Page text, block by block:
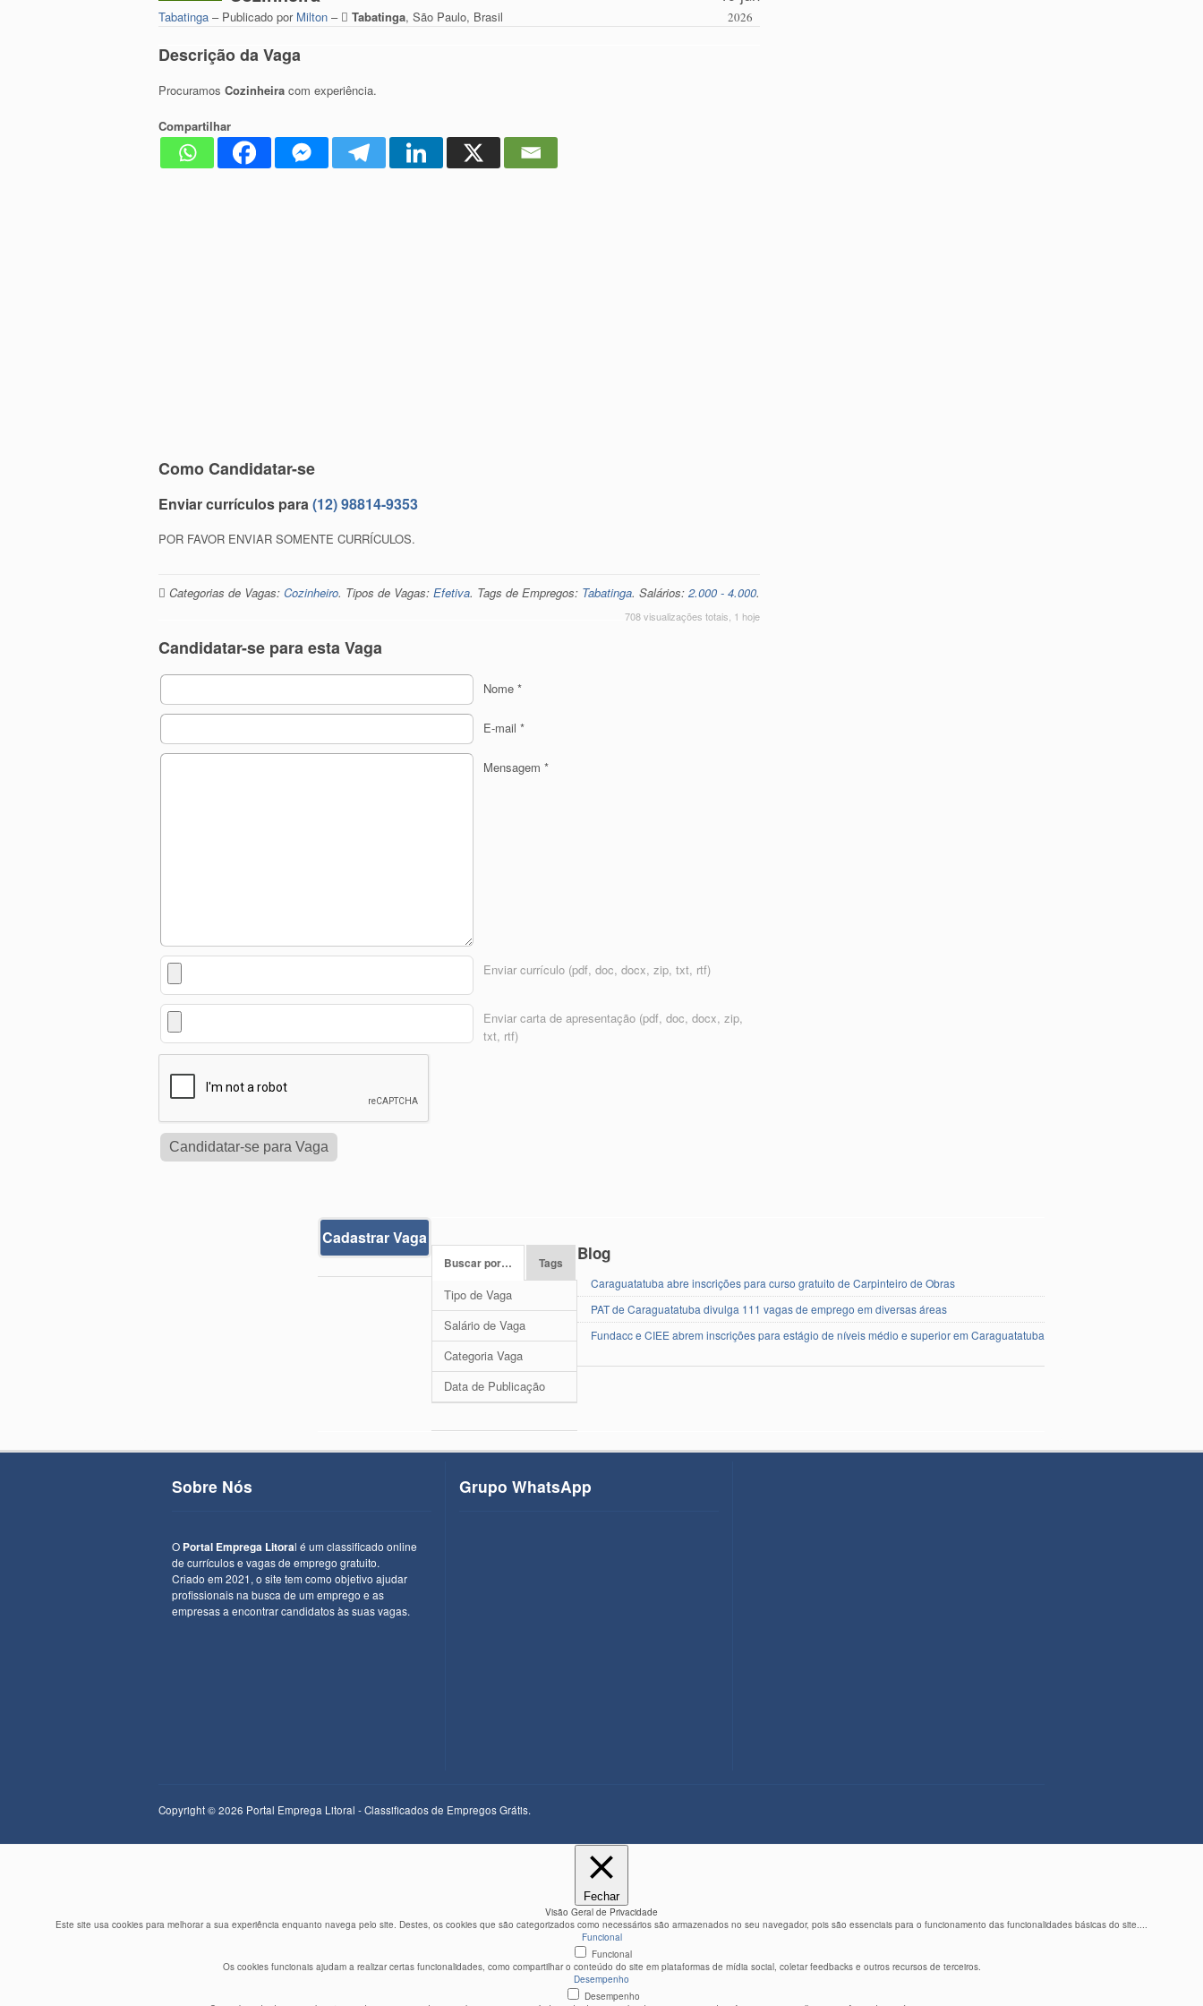
2026
Tabatinga – Publicado por Milton – Tabatinga, São Paulo, Brasil
Descrição da Vaga
Procuramos Cozinheira com experiência.
Compartilhar
Como Candidatar-se
Enviar currículos para(12) 98814-9353
POR FAVOR ENVIAR SOMENTE CURRÍCULOS.
Categorias de Vagas: Cozinheiro. Tipos de Vagas: Efetiva. Tags de Empregos: Tabatinga. Salários: 2.000 - 4.000.
708 visualizações totais, 1 hoje
Candidatar-se para esta Vaga
Nome *
E-mail *
Mensagem *
Enviar currículo (pdf, doc, docx, zip, txt, rtf)
Enviar carta de apresentação (pdf, doc, docx, zip,
txt, rtf)
Cadastrar Vaga
Buscar por… Tags
Tipo de Vaga
Salário de Vaga
Categoria Vaga
Data de Publicação
Blog
Caraguatatuba abre inscrições para curso gratuito de Carpinteiro de Obras
PAT de Caraguatatuba divulga 111 vagas de emprego em diversas áreas
Fundacc e CIEE abrem inscrições para estágio de níveis médio e superior em Caraguatatuba
Sobre Nós
O Portal Emprega Litoral é um classificado online
de currículos e vagas de emprego gratuito.
Criado em 2021, o site tem como objetivo ajudar
profissionais na busca de um emprego e as
empresas a encontrar candidatos às suas vagas.
Grupo WhatsApp
Copyright © 2026 Portal Emprega Litoral - Classificados de Empregos Grátis.
Fechar
Visão Geral de Privacidade
Este site usa cookies para melhorar a sua experiência enquanto navega pelo site. Destes, os cookies que são categorizados como necessários são armazenados no seu navegador, pois são essenciais para o funcionamento das funcionalidades básicas do site....
Funcional
Funcional
Os cookies funcionais ajudam a realizar certas funcionalidades, como compartilhar o conteúdo do site em plataformas de mídia social, coletar feedbacks e outros recursos de terceiros.
Desempenho
Desempenho